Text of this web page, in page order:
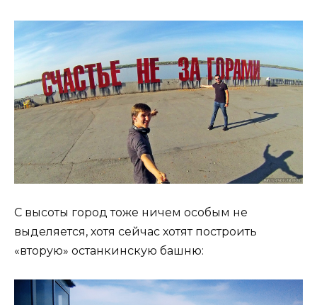
С высоты город тоже ничем особым не
выделяется, хотя сейчас хотят построить
«вторую» останкинскую башню: